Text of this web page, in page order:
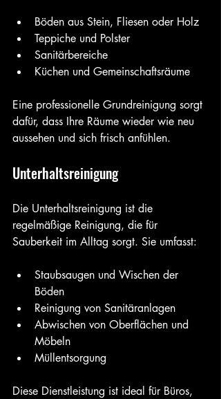
Böden aus Stein, Fliesen oder Holz
Teppiche und Polster
Sanitärbereiche
Küchen und Gemeinschaftsräume
Eine professionelle Grundreinigung sorgt
dafür, dass Ihre Räume wieder wie neu
aussehen und sich frisch anfühlen.
Unterhaltsreinigung
Die Unterhaltsreinigung ist die
regelmäßige Reinigung, die für
Sauberkeit im Alltag sorgt. Sie umfasst:
Staubsaugen und Wischen der
Böden
Reinigung von Sanitäranlagen
Abwischen von Oberflächen und
Möbeln
Müllentsorgung
Diese Dienstleistung ist ideal für Büros,